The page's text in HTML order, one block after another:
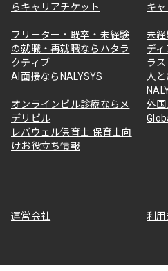
らキャリアチケット
キ
フリーター・既卒・未経験
の就職・再就職ならハタラ
クティブ
未
デ
ラス
AI面接ならNALYSYS
人
オンラインピル診療ならメ
デリピル
外
レバウェル保育士 保育士向
けお役立ち情報
運営会社 利